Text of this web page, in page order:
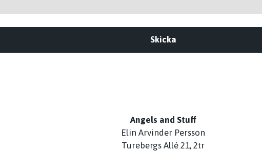
Skicka
Angels and Stuff
Elin Arvinder Persson
Turebergs Allé 21, 2tr